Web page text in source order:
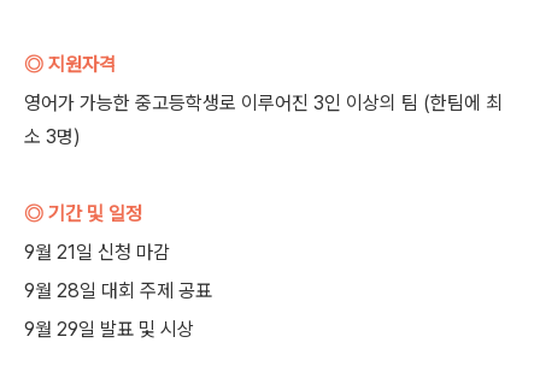
◎ 지원자격
영어가 가능한 중고등학생로 이루어진 3인 이상의 팀 (한팀에 최
소 3명)
◎ 기간 및 일정
9월 21일 신청 마감
9월 28일 대회 주제 공표
9월 29일 발표 및 시상